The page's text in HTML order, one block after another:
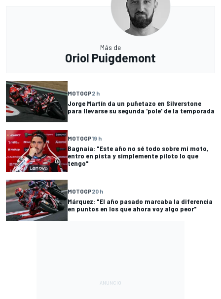
Más de
Oriol Puigdemont
MOTOGP2 h
Jorge Martín da un puñetazo en Silverstone
para llevarse su segunda 'pole' de la temporada
MOTOGP19 h
Bagnaia: "Este año no sé todo sobre mi moto,
entro en pista y simplemente piloto lo que
tengo"
MOTOGP20 h
Márquez: "El año pasado marcaba la diferencia
en puntos en los que ahora voy algo peor"